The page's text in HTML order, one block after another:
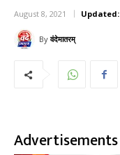
August 8, 2021 Updated:
By वंदेमातरम्
Advertisements